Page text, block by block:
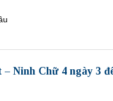
Ninh Chữ 4 ngày 3